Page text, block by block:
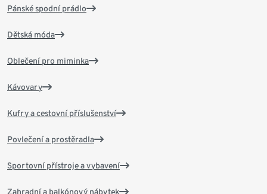
Pánské spodní prádlo
Dětská móda
Oblečení pro miminka
Kávovary
Kufry a cestovní příslušenství
Povlečení a prostěradla
Sportovní přístroje a vybavení
Zahradní a balkónový nábytek